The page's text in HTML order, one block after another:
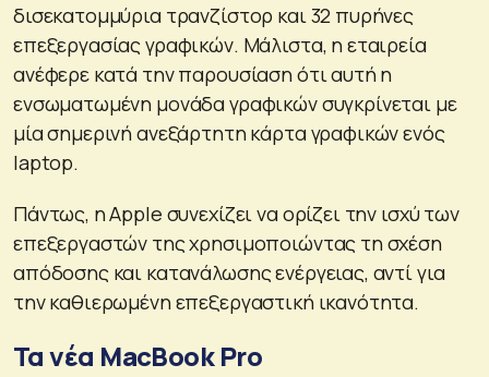
δισεκατομμύρια τρανζίστορ και 32 πυρήνες
επεξεργασίας γραφικών. Μάλιστα, η εταιρεία
ανέφερε κατά την παρουσίαση ότι αυτή η
ενσωματωμένη μονάδα γραφικών συγκρίνεται με
μία σημερινή ανεξάρτητη κάρτα γραφικών ενός
laptop.
Πάντως, η Apple συνεχίζει να ορίζει την ισχύ των
επεξεργαστών της χρησιμοποιώντας τη σχέση
απόδοσης και κατανάλωσης ενέργειας, αντί για
την καθιερωμένη επεξεργαστική ικανότητα.
Τα νέα MacBook Pro